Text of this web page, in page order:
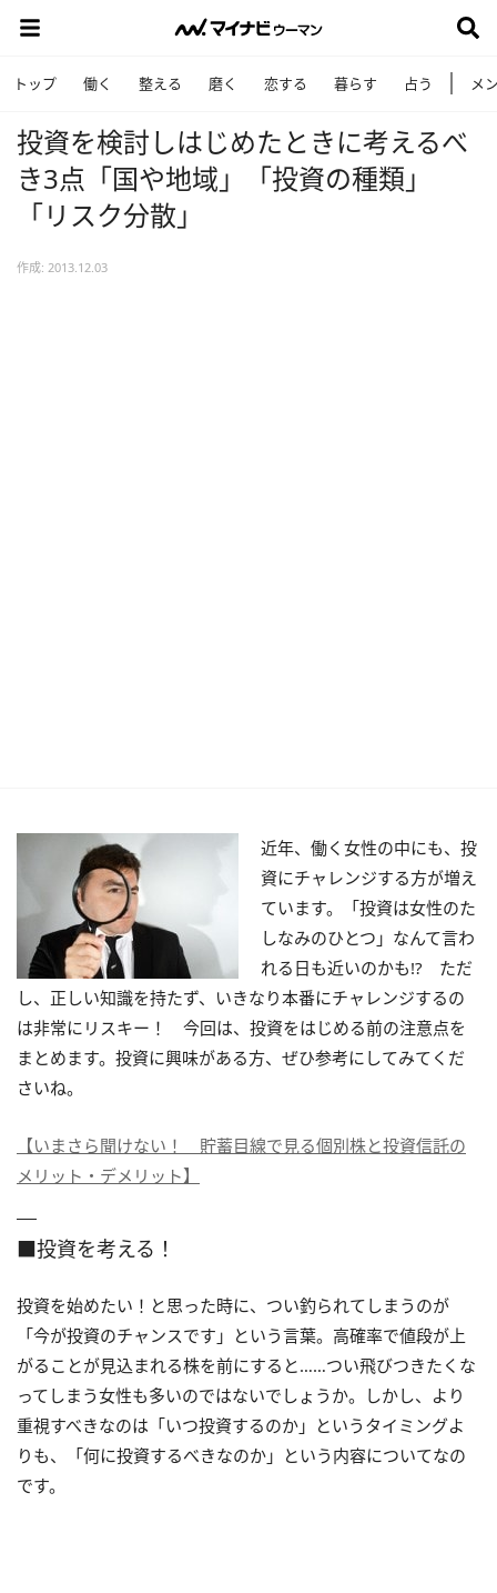
トップ 働く 整える 磨く 恋する 暮らす 占う メ
投資を検討しはじめたときに考えるべ
き3点「国や地域」「投資の種類」
「リスク分散」
作成: 2013.12.03
近年、働く女性の中にも、投
資にチャレンジする方が増え
ています。「投資は女性のた
しなみのひとつ」なんて言わ
れる日も近いのかも!? ただ
し、正しい知識を持たず、いきなり本番にチャレンジするの
は非常にリスキー！ 今回は、投資をはじめる前の注意点を
まとめます。投資に興味がある方、ぜひ参考にしてみてくだ
さいね。
【いまさら聞けない！ 貯蓄目線で見る個別株と投資信託の
メリット・デメリット】
■投資を考える！
投資を始めたい！と思った時に、つい釣られてしまうのが
「今が投資のチャンスです」という言葉。高確率で値段が上
がることが見込まれる株を前にすると……つい飛びつきたくな
ってしまう女性も多いのではないでしょうか。しかし、より
重視すべきなのは「いつ投資するのか」というタイミングよ
りも、「何に投資するべきなのか」という内容についてなの
です。